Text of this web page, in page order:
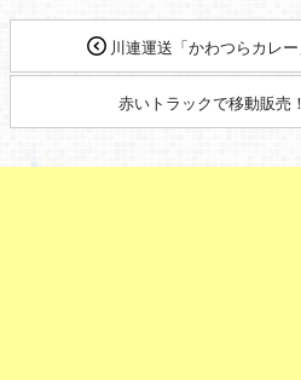
川連運送「かわつらカレー
赤いトラックで移動販売